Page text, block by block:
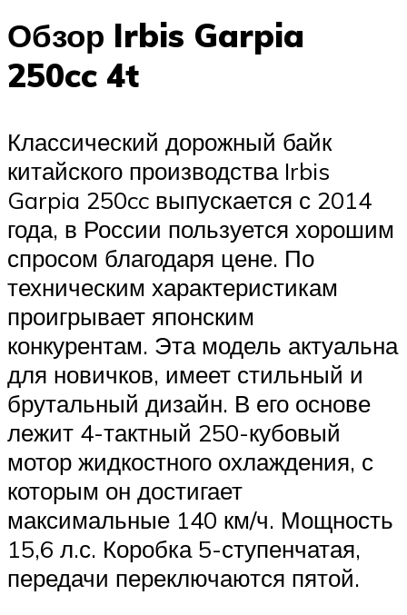
Обзор Irbis Garpia
250cc 4t
Классический дорожный байк
китайского производства Irbis
Garpia 250cc выпускается с 2014
года, в России пользуется хорошим
спросом благодаря цене. По
техническим характеристикам
проигрывает японским
конкурентам. Эта модель актуальна
для новичков, имеет стильный и
брутальный дизайн. В его основе
лежит 4-тактный 250-кубовый
мотор жидкостного охлаждения, с
которым он достигает
максимальные 140 км/ч. Мощность
15,6 л.с. Коробка 5-ступенчатая,
передачи переключаются пятой.